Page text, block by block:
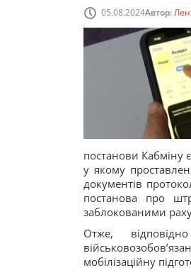
05.08.2024Автор:
постанови Кабміну
у якому
документів
постанова про
заблокованими
Отже,
мобілізаційну